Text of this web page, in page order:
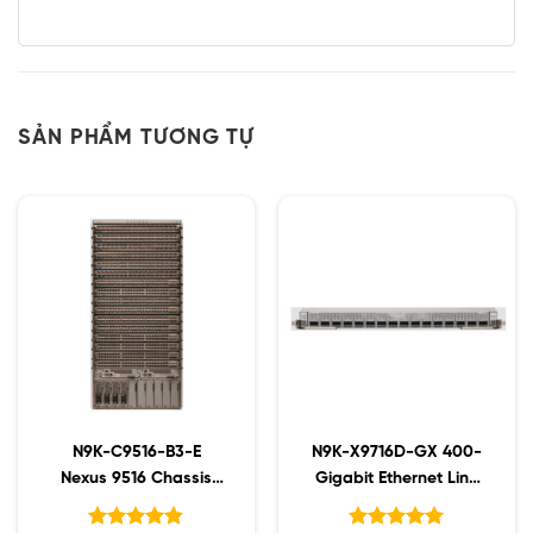
SẢN PHẨM TƯƠNG TỰ
N9K-C9516-B3-E
Nexus 9516 Chassis
Bundle with 1Sup, 3 PS,
N9K-X9716D-GX 400-
Gigabit Ethernet Line
Card